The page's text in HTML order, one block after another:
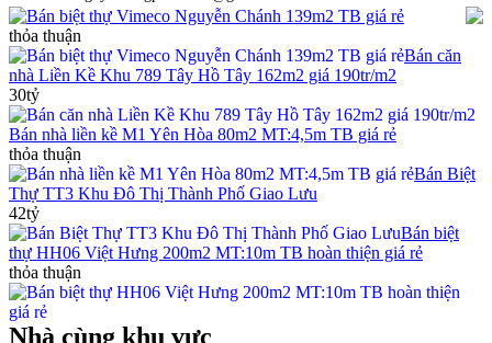
Bán biệt thự Vimeco Nguyễn Chánh 139m2 TB giá rẻ
thỏa thuận
Bán căn
nhà Liền Kề Khu 789 Tây Hồ Tây 162m2 giá 190tr/m2
30tỷ
Bán nhà liền kề M1 Yên Hòa 80m2 MT:4,5m TB giá rẻ
thỏa thuận
Bán Biệt
Thự TT3 Khu Đô Thị Thành Phố Giao Lưu
42tỷ
Bán biệt
thự HH06 Việt Hưng 200m2 MT:10m TB hoàn thiện giá rẻ
thỏa thuận
Nhà cùng khu vực